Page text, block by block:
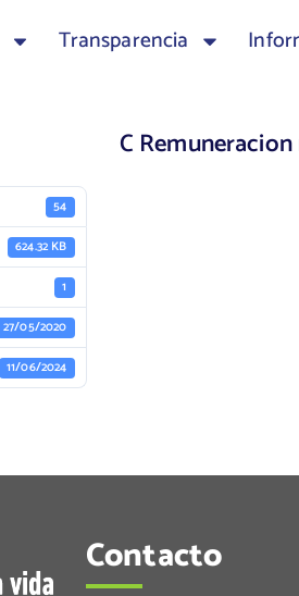
Transparencia
54
624.32 KB
1
27/05/2020
11/06/2024
C
Contacto